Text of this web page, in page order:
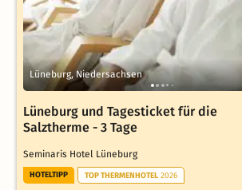
Lüneburg, Niedersachsen
Lüneburg und Tagesticket für die
Salztherme - 3 Tage
Seminaris Hotel Lüneburg
HOTELTIPP TOP THERMENHOTEL 2026